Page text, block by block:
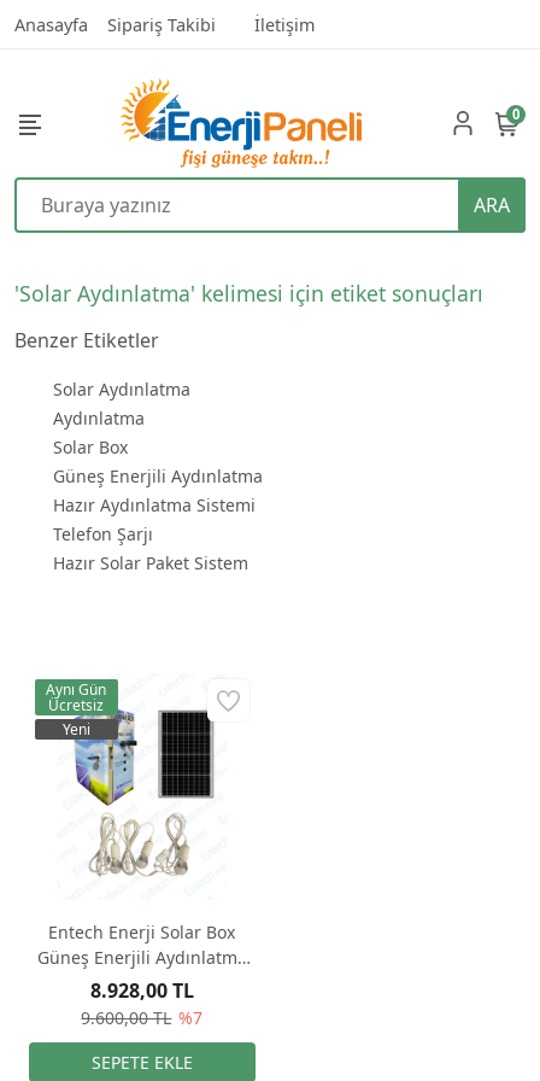
Anasayfa Sipariş Takibi İletişim
ARA
0
'Solar Aydınlatma' kelimesi için etiket sonuçları
Benzer Etiketler
Solar Aydınlatma
Aydınlatma
Solar Box
Güneş Enerjili Aydınlatma
Hazır Aydınlatma Sistemi
Telefon Şarjı
Hazır Solar Paket Sistem
Entech Enerji Solar Box
Güneş Enerjili Aydınlatma
ve Telefon Şarjı Seti Hazır
Solar Paket Sistem
9.600,00 TL %7
8.928,00 TL
Aynı Gün
Ücretsiz
Yeni